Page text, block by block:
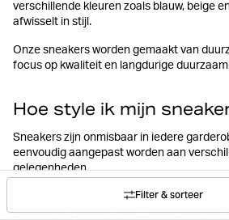
Filter & sorteer
verschillende kleuren zoals blauw, beige
afwisselt in stijl.
Onze sneakers worden gemaakt van
focus op kwaliteit en langdurige
Hoe style ik mijn
Sneakers zijn onmisbaar in iedere
eenvoudig aangepast worden aan
gelegenheden.
Voor een casual dagelijkse look
perfect met jeans en een t shirt. Kies